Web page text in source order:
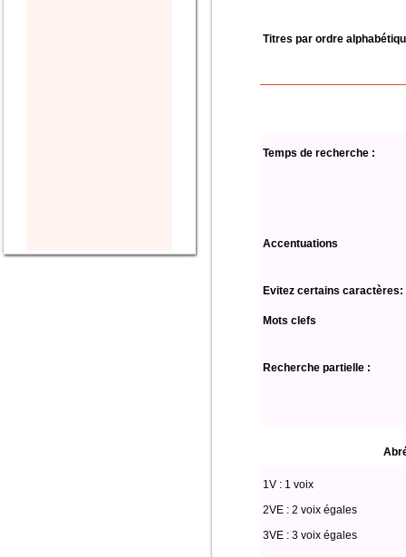
Titres par ordre
Temps de recherche :
Accentuations
Evitez certains caractères:
Mots clefs
Recherche partielle :
1V : 1 voix
2VE : 2 voix égales
3VE : 3 voix égales